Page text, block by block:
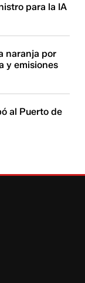
para la IA
naranja por
y emisiones
al Puerto de